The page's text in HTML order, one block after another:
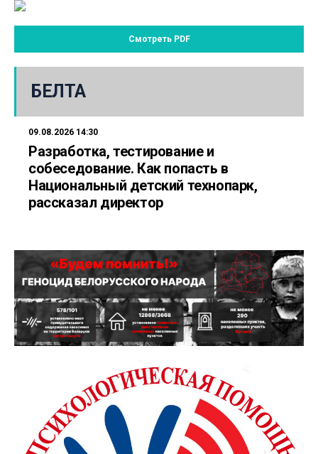
Смотреть PDF
БЕЛТА
09.08.2026 14:30
Разработка, тестирование и
собеседование. Как попасть в
Национальный детский технопарк,
рассказал директор